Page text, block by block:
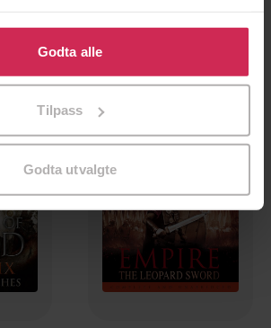
for å gi oss ditt samtykke til å
disse formålene. Du kan også
til spesifikke formål ved å klikke
Godta alle
Tilpass
Godta utvalgte